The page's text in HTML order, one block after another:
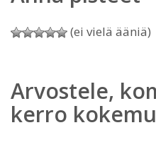
(ei vielä ääniä)
Arvostele,
kerro